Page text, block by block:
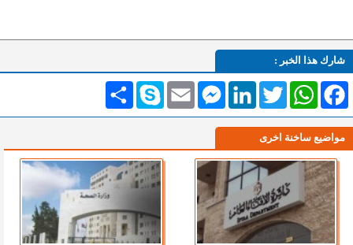
شارك هذا الخبر :
انشر Skype Email
MessengerLinkedInTwitterWhatsAppFacebook
مواضيع ساخنة اخرى